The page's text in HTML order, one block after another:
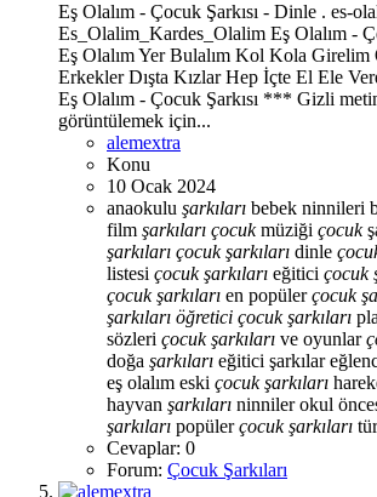
Eş Olalım - Çocuk Şarkısı - Dinle . es-
Es_Olalim_Kardes_Olalim Eş Olalım -
Eş Olalım Yer Bulalım Kol Kola Girelim
Erkekler Dışta Kızlar Hep İçte El Ele
Eş Olalım - Çocuk Şarkısı *** Gizli
görüntülemek için...
alemextra
Konu
10 Ocak 2024
anaokulu şarkıları bebek ninnileri
film şarkıları çocukmüziği çocuk
şarkıları çocuk şarkıları dinle
listesi çocuk şarkıları eğitici çocuk
çocuk şarkıları en popülerçocuk
şarkıları öğretici çocuk şarkıları
sözleri çocuk şarkıları ve oyunlar
doğa şarkıları eğitici şarkılar
eş olalım eski çocuk şarkıları
hayvan şarkıları ninnilerokul
şarkıları popülerçocuk şarkıları
Cevaplar: 0
Forum: Çocuk Şarkıları